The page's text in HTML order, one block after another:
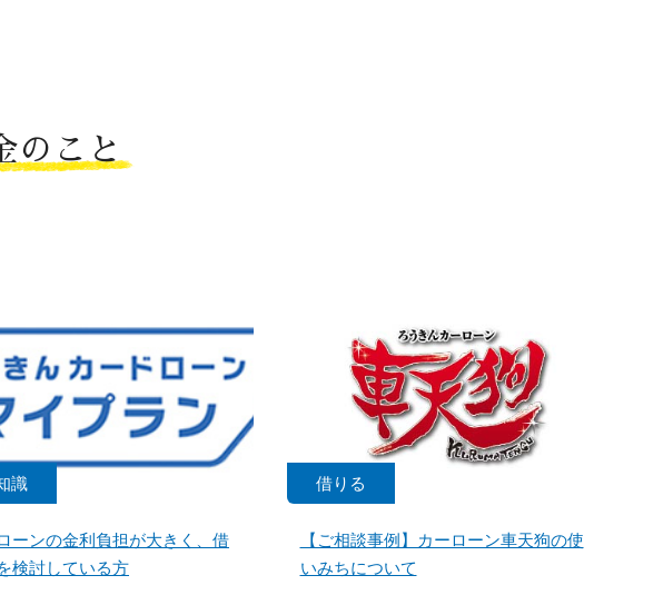
のこと
識
ーンの金利負担が大きく、借
検討している方
借りる
【ご相談事例】カーローン車天狗の使
いみちについて